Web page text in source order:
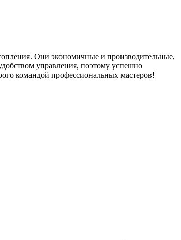
Они экономичные и производительные,
управления, поэтому успешно
командой профессиональных мастеров!